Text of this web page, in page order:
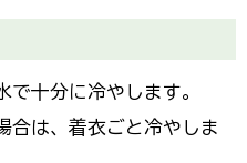
十分に冷やします。
合は、着衣ごと冷やしま